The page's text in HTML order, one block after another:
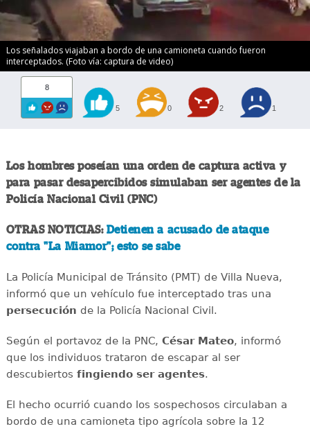
Los señalados viajaban a bordo de una camioneta cuando fueron
interceptados. (Foto vía: captura de video)
8
5 0 2 1
Los hombres poseían una orden de captura activa y
para pasar desapercibidos simulaban ser agentes de la
Policía Nacional Civil (PNC)
OTRAS NOTICIAS: Detienen a acusado de ataque
contra "La Miamor"; esto se sabe
La Policía Municipal de Tránsito (PMT) de Villa Nueva,
informó que un vehículo fue interceptado tras una
persecución de la Policía Nacional Civil.
Según el portavoz de la PNC, César Mateo, informó
que los individuos trataron de escapar al ser
descubiertos fingiendo ser agentes.
El hecho ocurrió cuando los sospechosos circulaban a
bordo de una camioneta tipo agrícola sobre la 12